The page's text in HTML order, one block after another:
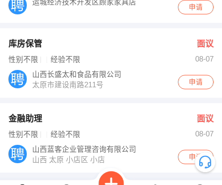
运城经济技术开发区顾家家具店
申请
库房保管 面议
性别不限 经验不限
08-07
山西长盛太和食品有限公司
太原市建设南路211号
申请
金融助理 面议
性别不限 经验不限
08-07
山西蓝客企业管理咨询有限公司
山西 太原 小店区 小店
申请